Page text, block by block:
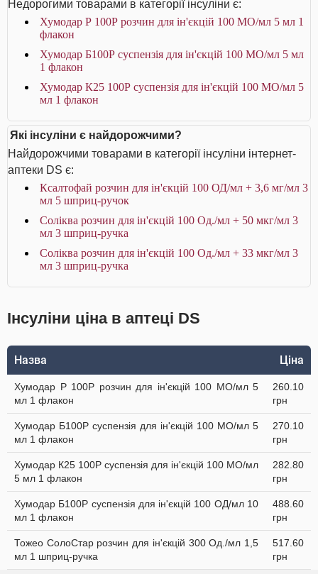
Недорогими товарами в категорії інсуліни є:
Хумодар Р 100Р розчин для ін'єкцій 100 МО/мл 5 мл 1
флакон
Хумодар Б100Р суспензія для ін'єкцій 100 МО/мл 5 мл
1 флакон
Хумодар К25 100Р суспензія для ін'єкцій 100 МО/мл 5
мл 1 флакон
Які інсуліни є найдорожчими?
Найдорожчими товарами в категорії інсуліни інтернет-
аптеки DS є:
Ксалтофай розчин для ін'єкцій 100 ОД/мл + 3,6 мг/мл 3
мл 5 шприц-ручок
Соліква розчин для ін'єкцій 100 Од./мл + 50 мкг/мл 3
мл 3 шприц-ручка
Соліква розчин для ін'єкцій 100 Од./мл + 33 мкг/мл 3
мл 3 шприц-ручка
Інсуліни ціна в аптеці DS
Назва Ціна
Хумодар Р 100Р розчин для ін'єкцій 100 МО/мл 5
мл 1 флакон
260.10
грн
Хумодар Б100Р суспензія для ін'єкцій 100 МО/мл 5
мл 1 флакон
270.10
грн
Хумодар К25 100Р суспензія для ін'єкцій 100 МО/мл
5 мл 1 флакон
282.80
грн
Хумодар Б100Р суспензія для ін'єкцій 100 ОД/мл 10
мл 1 флакон
488.60
грн
Тожео СолоСтар розчин для ін'єкцій 300 Од./мл 1,5
мл 1 шприц-ручка
517.60
грн